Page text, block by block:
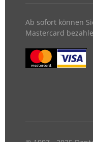
Ab sofort können
Mastercard